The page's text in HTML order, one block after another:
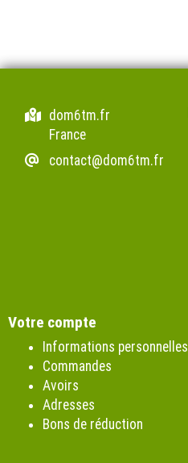
dom6tm.fr
France
contact@dom6tm.fr
Votre compte
Informations personnelles
Commandes
Avoirs
Adresses
Bons de réduction